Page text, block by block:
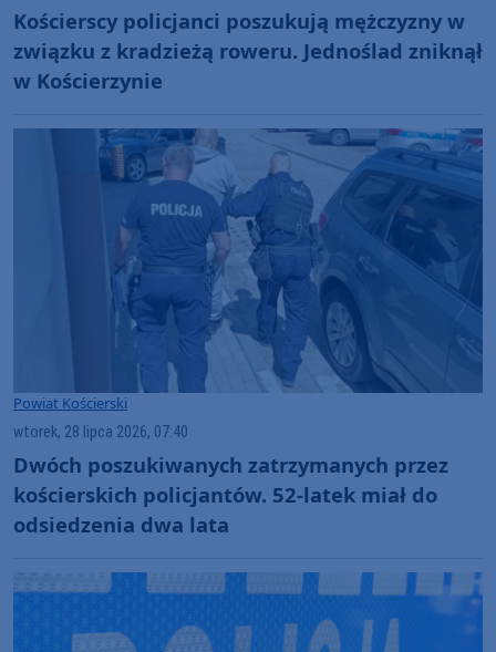
Kościerscy policjanci poszukują mężczyzny w
związku z kradzieżą roweru. Jednoślad zniknął
w Kościerzynie
Powiat Kościerski
wtorek, 28 lipca 2026, 07:40
Dwóch poszukiwanych zatrzymanych przez
kościerskich policjantów. 52-latek miał do
odsiedzenia dwa lata